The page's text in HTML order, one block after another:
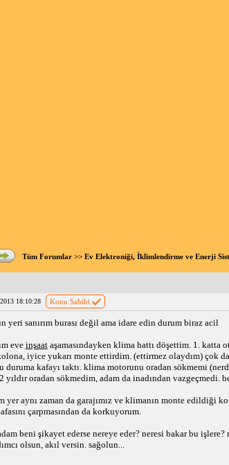
Tüm Forumlar>> Ev Elektroniği, İklimlendirme ve Enerji
18:10:28 Konu Sahibi
yeri sanırım burası değil ama idare edin durum biraz acil
eve inşaataşamasındayken klima hattı döşettim. 1.
iyice yukarı monte ettirdim. (ettirmez olaydım) çok
duruma kafayı taktı. klima motorunu oradan sökmemi
yıldır oradan sökmedim, adam da inadından vazgeçmedi.
yer aynı zaman da garajımız ve klimanın monte edildiği
çarpmasından da korkuyorum.
beni şikayet ederse nereye eder? neresi bakar bu
olsun, akıl versin. sağolun...